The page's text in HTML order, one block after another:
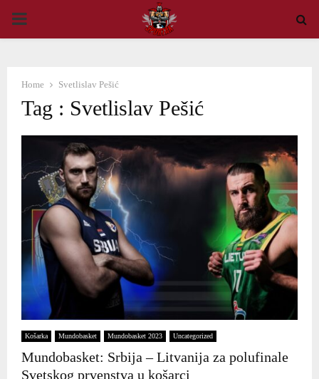
PRIMARY
Home Svetlislav Pešić
Tag : Svetlislav Pešić
Košarka Mundobasket Mundobasket 2023 Uncategorized
Mundobasket: Srbija – Litvanija za polufinale
Svetskog prvenstva u košarci